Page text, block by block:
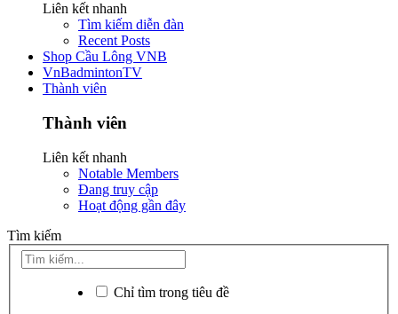
Liên kết nhanh
Tìm kiếm diễn đàn
Recent Posts
Shop Cầu Lông VNB
VnBadmintonTV
Thành viên
Thành viên
Liên kết nhanh
Notable Members
Đang truy cập
Hoạt động gần đây
Tìm kiếm
Chỉ tìm trong tiêu đề